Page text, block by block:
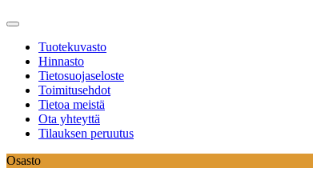
Tuotekuvasto
Hinnasto
Tietosuojaseloste
Toimitusehdot
Tietoa meistä
Ota yhteyttä
Tilauksen peruutus
Osasto